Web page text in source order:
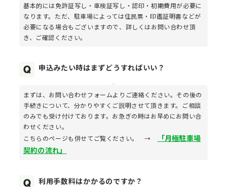
基本的には免許証写し・車検証写し・認印・初期費用が必要に
なります。ただ、駐車場によっては住民票・印鑑証明書などが
必要になる場合もございますので、詳しくはお問い合わせ頂
き、ご確認ください。
申込みたい時はまずどうすればいい？
まずは、お問い合わせフォームよりご連絡ください。その後の
手続きについて、分かりやすくご説明させて頂きます。ご相談
のみでも受け付けております。お急ぎの時はお早めにお問い合
わせください。
こちらのページも併せてご覧ください。 →
「月極駐車場
契約の流れ」
利用手数料はかかるのですか？